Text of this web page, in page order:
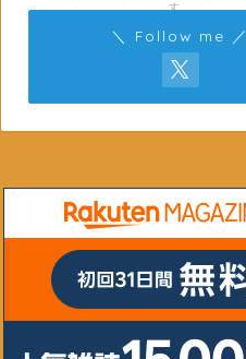
す。
＼ Follow me ／